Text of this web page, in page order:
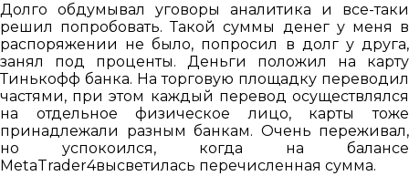
Долго обдумывал уговоры аналитика и все-таки
решил попробовать. Такой суммы денег у меня в
распоряжении не было, попросил в долг у друга,
занял под проценты. Деньги положил на карту
Тинькофф банка. На торговую площадку переводил
частями, при этом каждый перевод осуществлялся
на отдельное физическое лицо, карты тоже
принадлежали разным банкам. Очень переживал,
но успокоился, когда на балансе
MetaTrader4высветилась перечисленная сумма.